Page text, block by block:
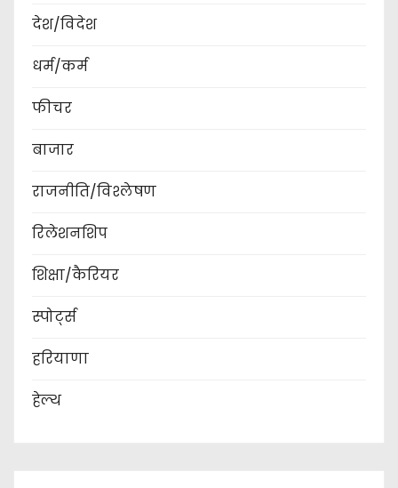
देश/विदेश
धर्म/कर्म
फीचर
बाजार
राजनीति/विश्लेषण
रिलेशनशिप
शिक्षा/कैरियर
स्पोर्ट्स
हरियाणा
हेल्थ